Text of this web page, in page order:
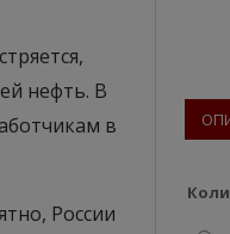
нефть. В
в
России
Коли